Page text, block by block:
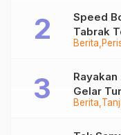
Berita
Speed
Tabrak
Sempat
Berita
Gelar
Juta